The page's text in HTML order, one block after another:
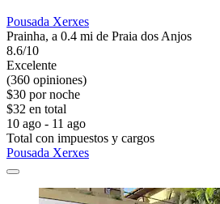
Pousada Xerxes
Prainha, a 0.4 mi de Praia dos Anjos
8.6/10
Excelente
(360 opiniones)
$30 por noche
$32 en total
10 ago - 11 ago
Total con impuestos y cargos
Pousada Xerxes